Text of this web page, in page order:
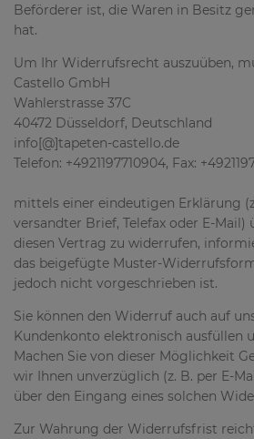
Beförderer ist, die Waren in Besitz
hat.
Um Ihr Widerrufsrecht auszuüben,
Castello GmbH
Wahlerstrasse 37C
40472 Düsseldorf, Deutschland
info[@]tapeten-castello.de
Telefon: +4921197710904, Fax:
mittels einer eindeutigen Erklärung
versandter Brief, Telefax oder E-Mail)
diesen Vertrag zu widerrufen,
das beigefügte Muster-
jedoch nicht vorgeschrieben ist.
Sie können den Widerruf auch auf
Kundenkonto elektronisch ausfüllen
Machen Sie von dieser Möglichkeit
wir Ihnen unverzüglich (z. B. per E-
über den Eingang eines solchen
Zur Wahrung der Widerrufsfrist